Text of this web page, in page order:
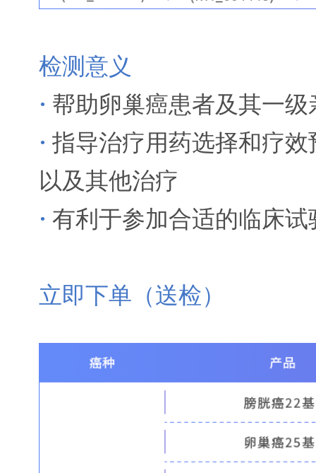
检测意义
· 帮助卵巢癌患者及其一
· 指导治疗用药选择和疗效
以及其他治疗
· 有利于参加合适的临床试
立即下单（送检）